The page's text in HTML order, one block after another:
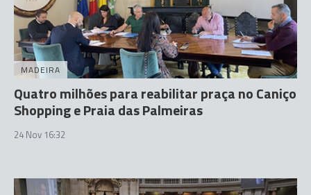
MADEIRA
Quatro milhões para reabilitar praça no Caniço
Shopping e Praia das Palmeiras
24 Nov 16:32